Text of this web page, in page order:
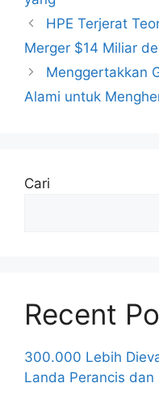
HPE Terjerat
Merger $14 Miliar
Menggertakkan
Alami untuk
Cari
Recent
300.000 Lebih
Landa Perancis dan